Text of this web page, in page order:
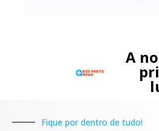
A
Fique por dentro de tudo!